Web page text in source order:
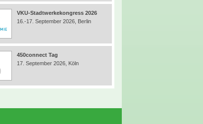
VKU-Stadtwerkekongress 2026
16.-17. September 2026, Berlin
450connect Tag
17. September 2026, Köln